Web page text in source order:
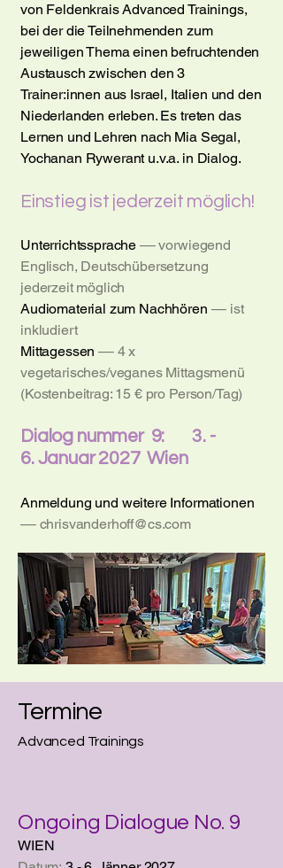
von Feldenkrais Advanced Trainings,
bei der die Teilnehmenden zum
jeweiligen Thema einen befruchtenden
Austausch zwischen den 3
Trainer:innen aus Israel, Italien und den
Niederlanden erleben. Es treten das
Lernen und Lehren nach Mia Segal,
Yochanan Rywerant u.v.a. in Dialog.
Einstieg ist jederzeit möglich!
Unterrichtssprache –– vorwiegend
Englisch, Deutschübersetzung
jederzeit möglich
Audiomaterial zum Nachhören –– ist
inkludiert
Mittagessen–– 4 x
vegetarisches/veganes Mittagsmenü
(Kostenbeitrag: 15 € pro Person/Tag)
Dialog nummer 9: 3. -
6.Januar 2027 Wien
Anmeldung und weitere Informationen
–– chrisvanderhoff@cs.com
Termine
Advanced Trainings
Ongoing Dialogue No. 9
WIEN